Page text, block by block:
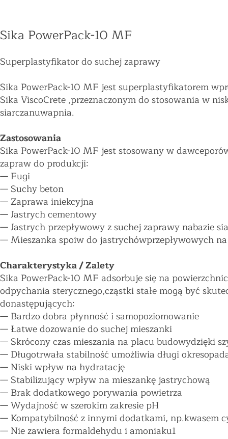
Sika PowerPack-10 MF
Superplastyfikator do suchej zaprawy
Sika PowerPack-10 MF jest superplastyfikatorem
Sika ViscoCrete ,przeznaczonym do stosowania w
siarczanuwapnia.
Zastosowania
Sika PowerPack-10 MF jest stosowany w
zapraw do produkcji:
— Fugi
— Suchy beton
—Zaprawa iniekcyjna
—Jastrych cementowy
—Jastrych przepływowy z suchej zaprawy nabazie
—Mieszanka spoiw do jastrychówprzepływowych
Charakterystyka / Zalety
Sika PowerPack-10 MF adsorbuje się na
odpychania sterycznego,cząstki stałe mogą być
donastępujących:
— Bardzo dobra płynność i samopoziomowanie
— Łatwe dozowanie do suchej mieszanki
— Skrócony czas mieszania na placu budowydzięki
— Długotrwała stabilność umożliwia długi
— Niski wpływ na hydratację
— Stabilizujący wpływ na mieszankę jastrychową
— Brak dodatkowego porywania powietrza
— Wydajność w szerokim zakresie pH
— Kompatybilność z innymi dodatkami, np.kwasem
— Nie zawiera formaldehydu i amoniaku1